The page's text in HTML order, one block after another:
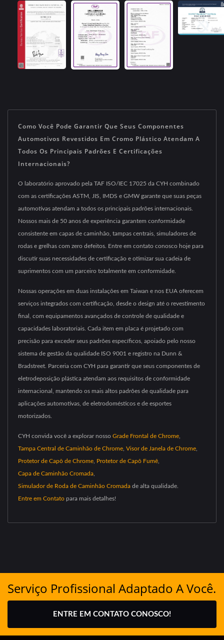
Como Você Pode Garantir Que Seus Componentes
Automotivos Revestidos Em Cromo Plástico Atendam A
Todos Os Principais Padrões E Certificações
Internacionais?
O laboratório aprovado pela TAF ISO/IEC 17025 da CYH combinado
com as certificações ASTM, JIS, IMDS e GMW garante que suas peças
automotivas atendam a todos os principais padrões internacionais.
Nossos mais de 50 anos de experiência garantem conformidade
consistente em capas de caminhão, tampas centrais, simuladores de
rodas e grelhas com zero defeitos. Entre em contato conosco hoje para
discutir suas necessidades de certificação e otimizar sua cadeia de
suprimentos com um parceiro totalmente em conformidade.
Nossas operações em duas instalações em Taiwan e nos EUA oferecem
serviços integrados com certificação, desde o design até o revestimento
final, com equipamentos avançados de controle de qualidade e
capacidades laboratoriais. Cada item em placa é projetado com
precisão para exceder seus padrões específicos, apoiado pelo nosso
sistema de gestão da qualidade ISO 9001 e registro na Dunn &
Bradstreet. Parceria com CYH para garantir que seus componentes de
eletrodeposição plástica atendam aos requisitos de conformidade
internacional, mantendo os mais altos padrões de qualidade para
aplicações automotivas, de eletrodomésticos e de esportes
motorizados.
CYH convida você a explorar nosso Grade Frontal de Chrome
Tampa Central de Caminhão de Chrome Visor de Janela de Chrome
Protetor de Capô de Chrome Protetor de Capô Fumê
Capa de Caminhão Cromada
Simulador de Roda de Caminhão Cromada de alta qualidade.
Entre em Contato para mais detalhes!
Serviço Profissional Adaptado A Você.
ENTRE EM CONTATO CONOSCO!